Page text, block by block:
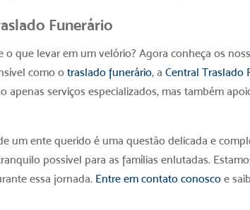
Funerário
o que levar em um velório? Agora conheça os
como o traslado funerário, a Central Traslado
apenas serviços especializados, mas também
um ente querido é uma questão delicada e
possível para as famílias enlutadas.
essa jornada. Entre em contato conosco e